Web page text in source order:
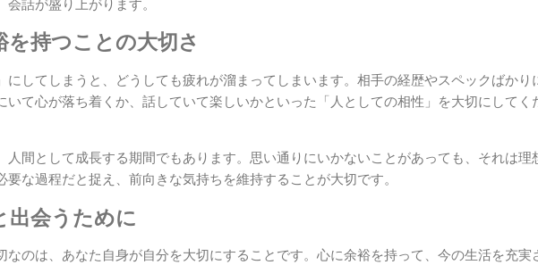
話が盛り上がります。
持つことの大切さ
にしてしまうと、どうしても疲れが溜まってしまいます。相手の経歴やスペックばかり
いて心が落ち着くか、話していて楽しいかといった「人としての相性」を大切にしてく
人間として成長する期間でもあります。思い通りにいかないことがあっても、それは理
な過程だと捉え、前向きな気持ちを維持することが大切です。
出会うために
なのは、あなた自身が自分を大切にすることです。心に余裕を持って、今の生活を充実